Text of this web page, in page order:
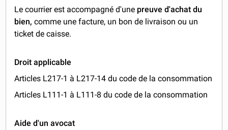
Le courrier est accompagné d'une preuve d'achat du
bien, comme une facture, un bon de livraison ou un
ticket de caisse.
Droit applicable
Articles L217-1 à L217-14 du code de la consommation
Articles L111-1 à L111-8 du code de la consommation
Aide d'un avocat